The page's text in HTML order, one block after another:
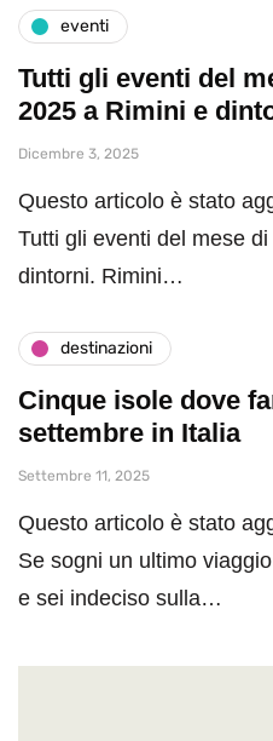
eventi
Tutti gli eventi del
2025 a Rimini e
Dicembre 3, 2025
Questo articolo è stato
Tutti gli eventi del mese
dintorni. Rimini…
destinazioni
Cinque isole dove
settembre in Italia
Settembre 11, 2025
Questo articolo è stato
Se sogni un ultimo
e sei indeciso sulla…